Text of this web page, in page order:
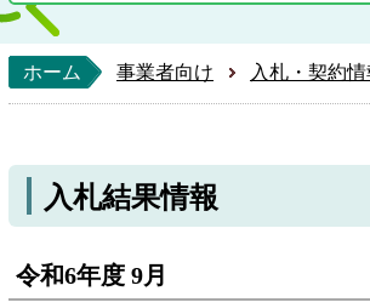
ホーム 事業者向け 入札・契約
入札結果情報
令和6年度 9月